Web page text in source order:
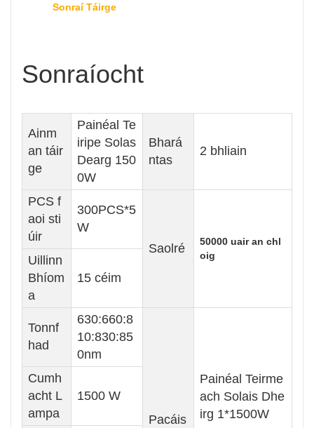
Sonraí Táirge
Sonraíocht
Ainm
an táir
ge
Painéal Te
iripe Solas
Dearg 150
0W
Bhará
ntas
2 bhliain
PCS f
aoi sti
úir
300PCS*5
W
Saolré
50000 uair an chl
oig
Uillinn
Bhíom
a
15 céim
Tonnf
had
630:660:8
10:830:85
0nm
Pacáis
Painéal Teirme
ach Solais Dhe
irg 1*1500W
Cumh
acht L
ampa
1500 W